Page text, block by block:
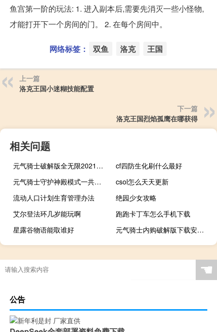
鱼宫第一阶的玩法: 1. 进入副本后,需要先消灭一些小怪物,
才能打开下一个房间的门。 2. 在每个房间中。
网络标签： 双鱼 洛克 王国
上一篇
洛克王国小迷糊技能配置
下一篇
洛克王国烈焰孤鹰在哪获得
相关问题
元气骑士破解版全无限2021最新版4.3.0
cf四防生化刷什么最好
元气骑士守护神殿模式一共有多少关
csol怎么天天更新
流动人口计划生育管理办法
绝园少女攻略
艾尔登法环几岁能玩啊
跑跑卡丁车怎么手机下载
星露谷物语能取谁好
元气骑士内购破解版下载安装最新版v.4.0.1
☚
公告